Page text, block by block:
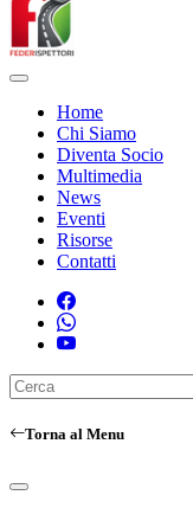
Home
Chi Siamo
Diventa Socio
Multimedia
News
Eventi
Risorse
Contatti
Torna al Menu